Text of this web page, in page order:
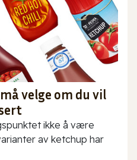
velge om du vil
ikke å være
av ketchup har